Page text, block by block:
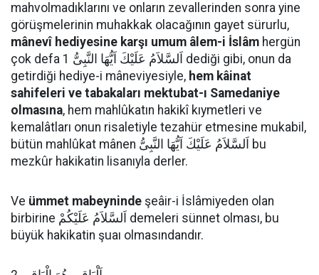
mahvolmadıklarını ve onların zevallerinden sonra yine
görüşmelerinin muhakkak olacağının gayet sürurlu,
mânevî hediyesine karşı umum âlem-i İslâm hergün
çok defa اَلسَّلاَمُ عَلَيْكَ اَيُّهَا النَّبِىُّ 1 dediği gibi, onun da
getirdiği hediye-i mâneviyesiyle, hem kâinat
sahifeleri ve tabakaları mektubat-ı Samedaniye
olmasına, hem mahlûkatın hakikî kıymetleri ve
kemalâtları onun risaletiyle tezahür etmesine mukabil,
bütün mahlûkat mânen اَلسَّلاَمُ عَلَيْكَ اَيُّهَا النَّبِىُّ bu
mezkûr hakikatin lisanıyla derler.
Ve ümmet mabeyninde şeâir-i İslâmiyeden olan
birbirine اَلسَّلاَمُ عَلَيْكُمْ demeleri sünnet olması, bu
büyük hakikatin şuaı olmasındandır.